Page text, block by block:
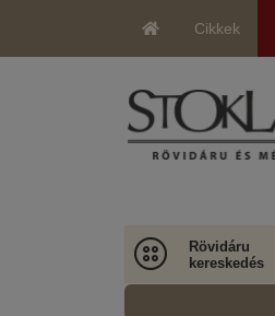
Cikkek
Rövidáru
kereskedés